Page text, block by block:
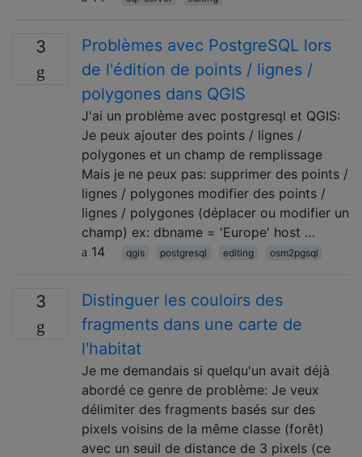
3
Problèmes avec PostgreSQL lors
de l'édition de points / lignes /
polygones dans QGIS
J'ai un problème avec postgresql et QGIS:
Je peux ajouter des points / lignes /
polygones et un champ de remplissage
Mais je ne peux pas: supprimer des points /
lignes / polygones modifier des points /
lignes / polygones (déplacer ou modifier un
champ) ex: dbname = 'Europe' host …
14
qgis postgresql editing osm2pgsql
3
Distinguer les couloirs des
fragments dans une carte de
l'habitat
Je me demandais si quelqu'un avait déjà
abordé ce genre de problème: Je veux
délimiter des fragments basés sur des
pixels voisins de la même classe (forêt)
avec un seuil de distance de 3 pixels (ce